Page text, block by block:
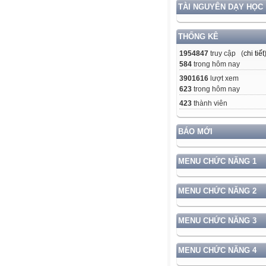
TÀI NGUYÊN DẠY HỌC
THỐNG KÊ
1954847 truy cập (chi tiết)
584 trong hôm nay
3901616 lượt xem
623 trong hôm nay
423 thành viên
BÁO MỚI
MENU CHỨC NĂNG 1
MENU CHỨC NĂNG 2
MENU CHỨC NĂNG 3
MENU CHỨC NĂNG 4